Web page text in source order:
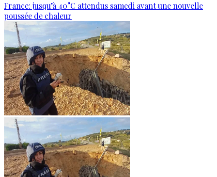
France: jusqu’à 40°C attendus samedi avant une nouvelle
poussée de chaleur